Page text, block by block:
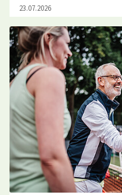
23.07.2026